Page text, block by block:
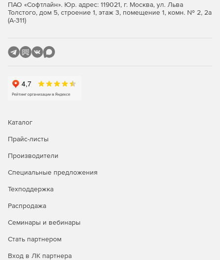
Выбор из нескольких окружений рабочего стола
Поддержка современного оборудования
процессоров, видеоускорителей и периферийного
Возможность настройки доступного пользователям
Централизованное администрирование рабочих
ПАО «Софтлайн». Юр. адрес: 119021, г. Москва, ул. Льва
Толстого, дом 5, строение 1, этаж 3, помещение 1, комн. № 2, 2а
(А-311)
Каталог
Прайс-листы
Производители
Специальные предложения
Техподдержка
Распродажа
Семинары и вебинары
Стать партнером
Вход в ЛК партнера